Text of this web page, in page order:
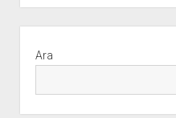
Menü
Ara